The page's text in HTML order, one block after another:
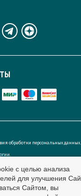
обработки персональных
с целью анализа
для улучшения
Сайтом, вы